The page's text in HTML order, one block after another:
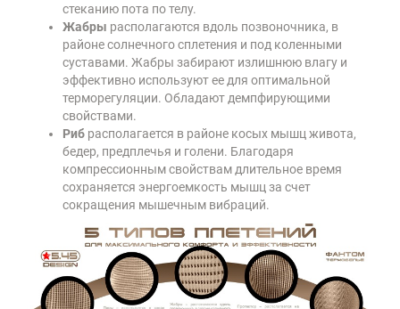
стеканию пота по телу.
Жабры располагаются вдоль позвоночника, в
районе солнечного сплетения и под коленными
суставами. Жабры забирают излишнюю влагу и
эффективно используют ее для оптимальной
терморегуляции. Обладают демпфирующими
свойствами.
Риб располагается в районе косых мышц живота,
бедер, предплечья и голени. Благодаря
компрессионным свойствам длительное время
сохраняется энергоемкость мышц за счет
сокращения мышечным вибраций.